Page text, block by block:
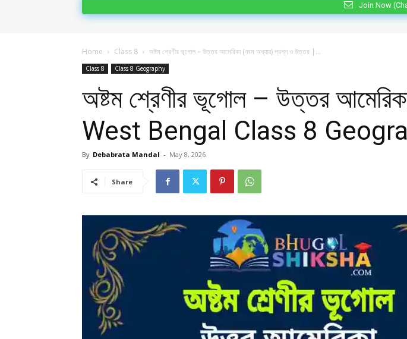
Join Now
Home Class 8 অষ্টম শ্রেণীর ভূগোল – উত্তর আমেরিকা (নবম অধ্যায়) প্রশ্ন ও উত্তর |...
Class 8 Class 8 Geography
অষ্টম শ্রেণীর ভূগোল – উত্তর
West Bengal Class 8
By Debabrata Mandal - May 8, 2026
Share